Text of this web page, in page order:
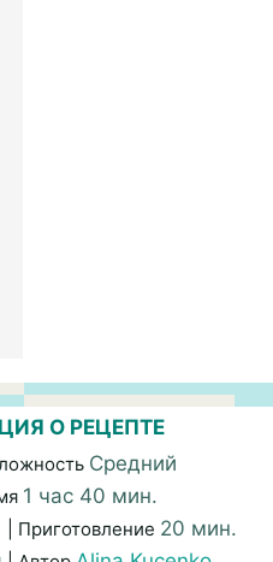
О РЕЦЕПТЕ
Средний
1 час 40 мин.
| Приготовление 20 мин.